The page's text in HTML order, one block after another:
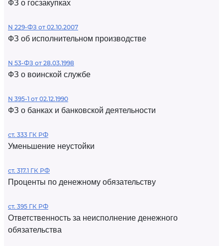
ФЗ о госзакупках
N 229-ФЗ от 02.10.2007
ФЗ об исполнительном производстве
N 53-ФЗ от 28.03.1998
ФЗ о воинской службе
N 395-1 от 02.12.1990
ФЗ о банках и банковской деятельности
ст. 333 ГК РФ
Уменьшение неустойки
ст. 317.1 ГК РФ
Проценты по денежному обязательству
ст. 395 ГК РФ
Ответственность за неисполнение денежного
обязательства